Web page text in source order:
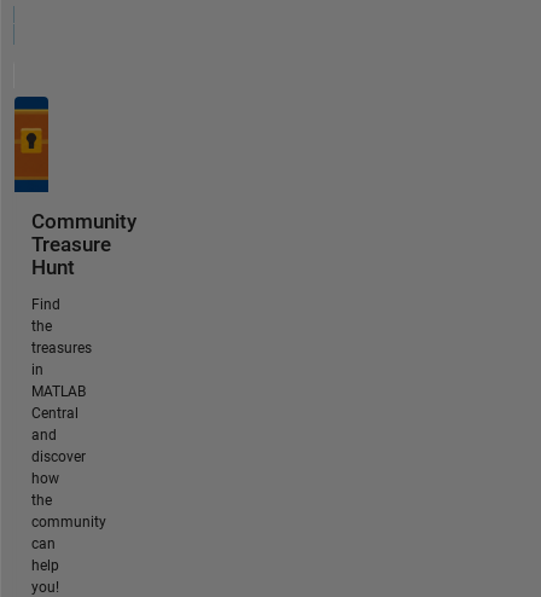
Community
Treasure
Hunt
Find
the
treasures
in
MATLAB
Central
and
discover
how
the
community
can
help
you!